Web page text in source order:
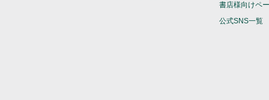
書店様向けペ
公式SNS一覧